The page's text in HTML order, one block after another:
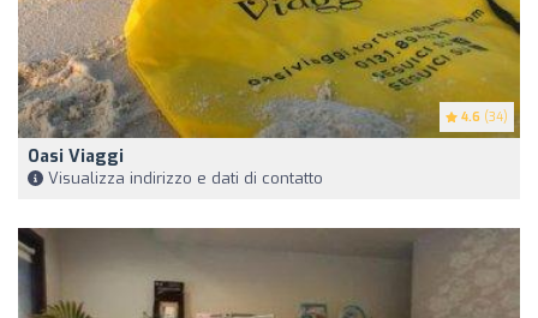
4.6 (34)
Oasi Viaggi
Visualizza indirizzo e dati di contatto